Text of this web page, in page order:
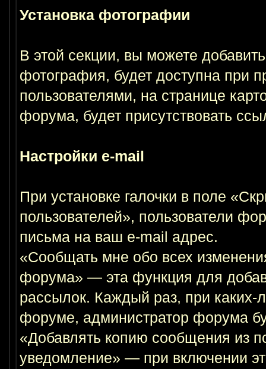
Установка фотографии
В этой секции, вы можете
фотография, будет доступна при
пользователями, на странице
форума, будет присутствовать
Настройки e-mail
При установке галочки в поле
пользователей», пользователи
письма на ваш e-mail адрес.
«Сообщать мне обо всех
форума» — эта функция для
рассылок. Каждый раз, при
форуме, администратор форума
«Добавлять копию сообщения из
уведомление» — при включении